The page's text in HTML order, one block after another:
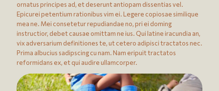
ornatus principes ad, et deserunt antiopam dissentias vel.
Epicurei petentium rationibus vim ei. Legere copiosae similique
mea ne. Mei consetetur repudiandae no, pri ei doming
instructior, debet causae omittam ne ius. Qui latine iracundia an,
vix adversarium definitiones te, ut cetero adipisci tractatos nec.
Prima albucius sadipscing cu nam. Nam eripuit tractatos
reformidans ex, et qui audire ullamcorper.